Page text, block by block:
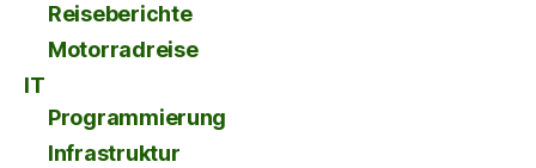
Reiseberichte
Motorradreise
IT
Programmierung
Infrastruktur